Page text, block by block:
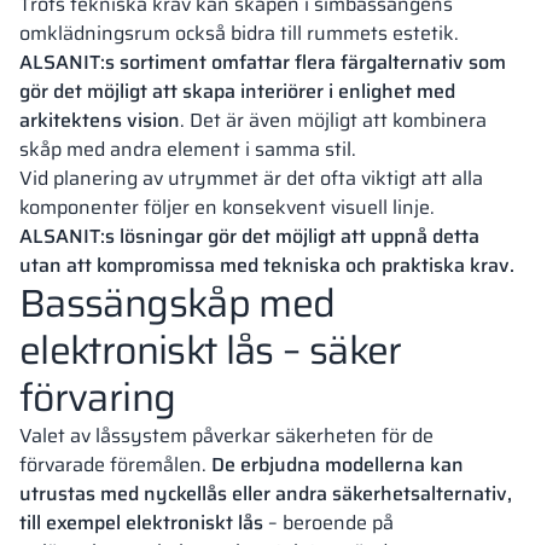
omklädningsrum också bidra till rummets estetik.
ALSANIT:s sortiment omfattar flera färgalternativ som
gör det möjligt att skapa interiörer i enlighet med
arkitektens vision. Det är även möjligt att kombinera
skåp med andra element i samma stil.
Vid planering av utrymmet är det ofta viktigt att alla
komponenter följer en konsekvent visuell linje.
ALSANIT:s lösningar gör det möjligt att uppnå detta
utan att kompromissa med tekniska och praktiska krav.
Bassängskåp med
elektroniskt lås – säker
förvaring
Valet av låssystem påverkar säkerheten för de
förvarade föremålen. De erbjudna modellerna kan
utrustas med nyckellås eller andra säkerhetsalternativ,
till exempel elektroniskt lås – beroende på